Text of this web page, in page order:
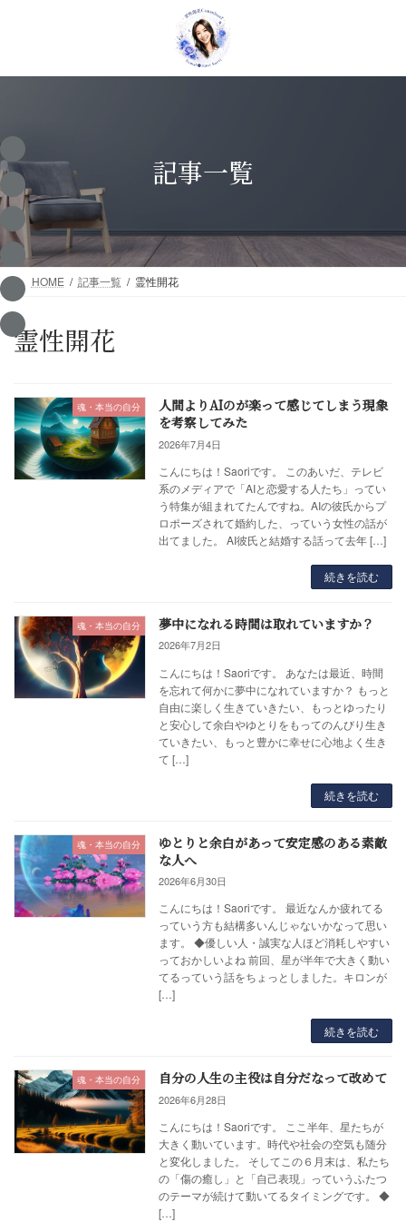
キ
ッ
プ
に
移
動
記事一覧
HOME 記事一覧 霊性開花
霊性開花
魂・本当の自分
人間よりAIのが楽って感じてしまう現象
を考察してみた
2026年7月4日
こんにちは！Saoriです。 このあいだ、テレビ
系のメディアで「AIと恋愛する人たち」ってい
う特集が組まれてたんですね。AIの彼氏からプ
ロポーズされて婚約した、っていう女性の話が
出てました。 AI彼氏と結婚する話って去年 […]
続きを読む
魂・本当の自分 夢中になれる時間は取れていますか？
2026年7月2日
こんにちは！Saoriです。 あなたは最近、時間
を忘れて何かに夢中になれていますか？ もっと
自由に楽しく生きていきたい、もっとゆったり
と安心して余白やゆとりをもってのんびり生き
ていきたい、もっと豊かに幸せに心地よく生き
て […]
続きを読む
魂・本当の自分
ゆとりと余白があって安定感のある素敵
な人へ
2026年6月30日
こんにちは！Saoriです。 最近なんか疲れてる
っていう方も結構多いんじゃないかなって思い
ます。 ◆優しい人・誠実な人ほど消耗しやすい
っておかしいよね 前回、星が半年で大きく動い
てるっていう話をちょっとしました。キロンが
[…]
続きを読む
魂・本当の自分 自分の人生の主役は自分だなって改めて
2026年6月28日
こんにちは！Saoriです。 ここ半年、星たちが
大きく動いています。時代や社会の空気も随分
と変化しました。 そしてこの６月末は、私たち
の「傷の癒し」と「自己表現」っていうふたつ
のテーマが続けて動いてるタイミングです。 ◆
[…]